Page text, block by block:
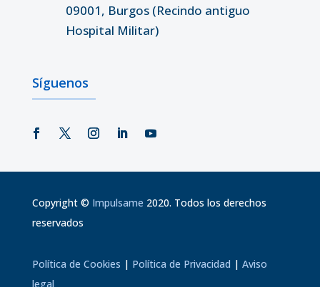
09001, Burgos (Recindo antiguo
Hospital Militar)
Síguenos
Copyright © Impulsame 2020. Todos los derechos
reservados
Política de Cookies | Política de Privacidad | Aviso
legal